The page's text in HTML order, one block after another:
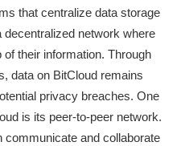
that centralize data storage
network where
their information. Through
data on BitCloud remains
privacy breaches. One
is its peer-to-peer network.
and collaborate